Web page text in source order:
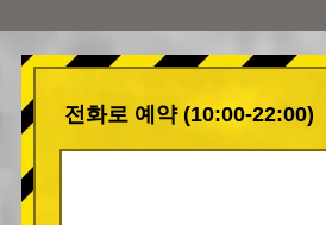
전화로 예약 (10:00-22:00)